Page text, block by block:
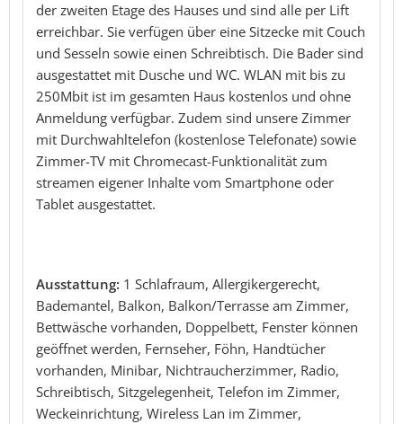
der zweiten Etage des Hauses und sind alle per Lift
erreichbar. Sie verfügen über eine Sitzecke mit Couch
und Sesseln sowie einen Schreibtisch. Die Bader sind
ausgestattet mit Dusche und WC. WLAN mit bis zu
250Mbit ist im gesamten Haus kostenlos und ohne
Anmeldung verfügbar. Zudem sind unsere Zimmer
mit Durchwahltelefon (kostenlose Telefonate) sowie
Zimmer-TV mit Chromecast-Funktionalität zum
streamen eigener Inhalte vom Smartphone oder
Tablet ausgestattet.
Ausstattung: 1 Schlafraum, Allergikergerecht,
Bademantel, Balkon, Balkon/Terrasse am Zimmer,
Bettwäsche vorhanden, Doppelbett, Fenster können
geöffnet werden, Fernseher, Föhn, Handtücher
vorhanden, Minibar, Nichtraucherzimmer, Radio,
Schreibtisch, Sitzgelegenheit, Telefon im Zimmer,
Weckeinrichtung, Wireless Lan im Zimmer,